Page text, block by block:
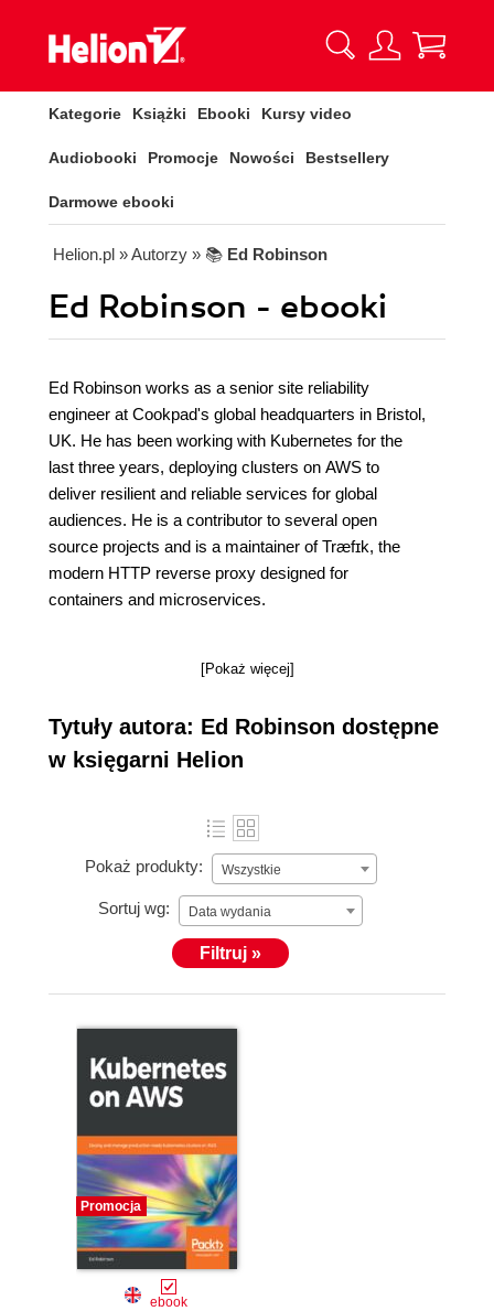
Kategorie Książki Ebooki Kursy video
Audiobooki Promocje Nowości Bestsellery
Darmowe ebooki
Helion.pl » Autorzy » 📚 Ed Robinson
Ed Robinson - ebooki
Ed Robinson works as a senior site reliability
engineer at Cookpad's global headquarters in Bristol,
UK. He has been working with Kubernetes for the
last three years, deploying clusters on AWS to
deliver resilient and reliable services for global
audiences. He is a contributor to several open
source projects and is a maintainer of Træfɪk, the
modern HTTP reverse proxy designed for
containers and microservices.
[Pokaż więcej]
Tytuły autora: Ed Robinson dostępne
w księgarni Helion
Pokaż produkty: Wszystkie
Sortuj wg: Data wydania
Filtruj »
Promocja
ebook